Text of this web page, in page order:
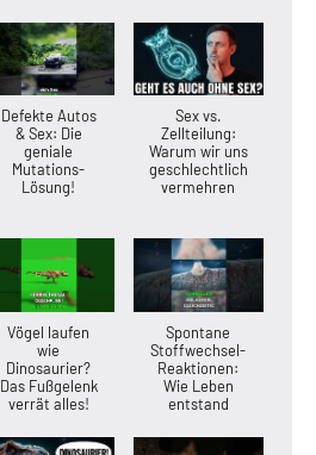
Defekte Autos
& Sex: Die
geniale
Mutations-
Lösung!
Sex vs.
Zellteilung:
Warum wir uns
geschlechtlich
vermehren
Vögel laufen
wie
Dinosaurier?
Das Fußgelenk
verrät alles!
Spontane
Stoffwechsel-
Reaktionen:
Wie Leben
entstand